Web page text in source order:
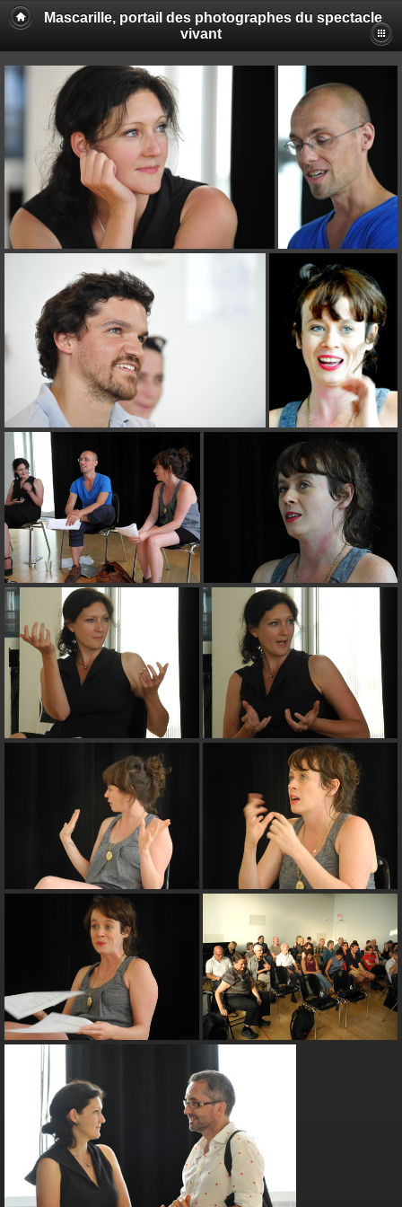
Mascarille, portail des photographes du spectacle
vivant